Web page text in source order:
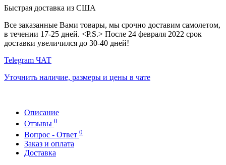
Быстрая доставка из США
Все заказанные Вами товары, мы срочно доставим самолетом,
в течении 17-25 дней. <P.S.> После 24 февраля 2022 срок
доставки увеличился до 30-40 дней!
Telegram ЧАТ
Уточнить наличие, размеры и цены в чате
Описание
Отзывы 0
Вопрос - Ответ 0
Заказ и оплата
Доставка